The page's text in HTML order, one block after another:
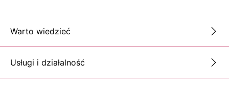
Warto wiedzieć
Usługi i działalność